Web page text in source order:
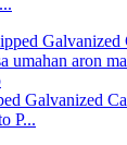
Galvanized
P...